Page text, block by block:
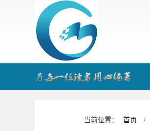
当前位置： 首页 /